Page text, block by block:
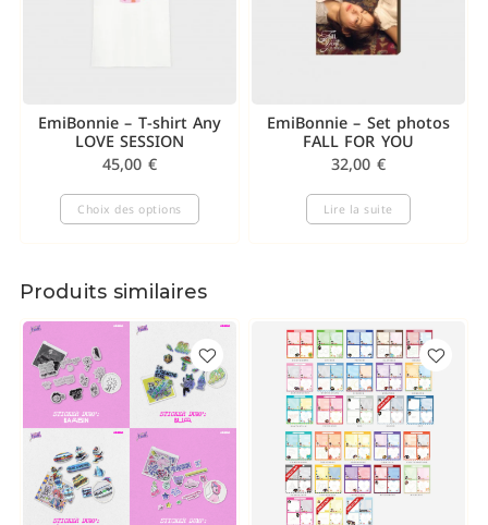
EmiBonnie – T-shirt Any
LOVE SESSION
45,00 €
Choix des options
EmiBonnie – Set photos
FALL FOR YOU
32,00 €
Lire la suite
Produits similaires